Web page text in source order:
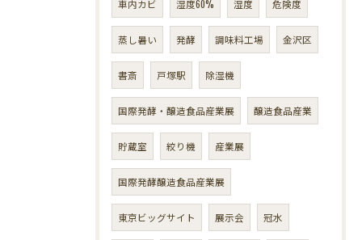
車内カビ 湿度60% 湿度 危険度
蒸し暑い 発酵 調味料工場 金沢区
書斎 戸塚駅 除湿機
国際発酵・醸造食品産業展 醸造食品産業
貯蔵室 絞り機 産業展
国際発酵醸造食品産業展
東京ビッグサイト 展示会 冠水